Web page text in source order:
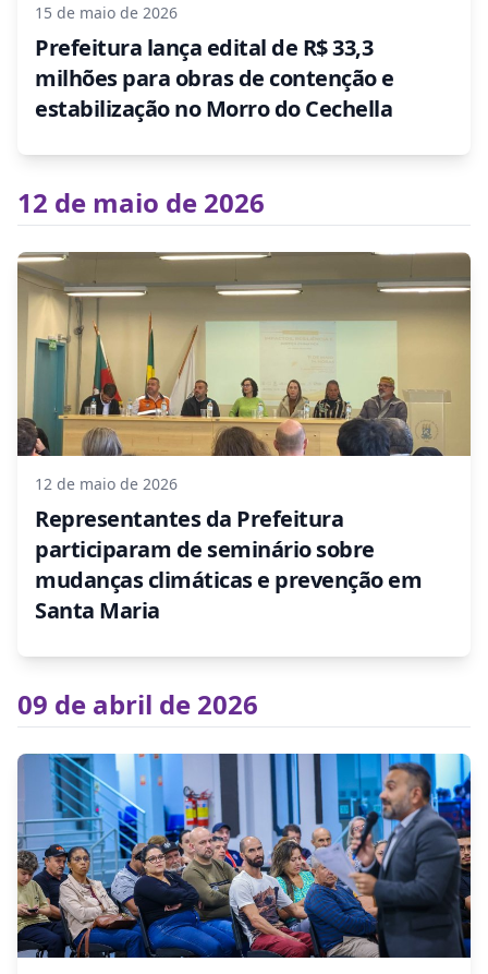
15 de maio de 2026
Prefeitura lança edital de R$ 33,3
milhões para obras de contenção e
estabilização no Morro do Cechella
12 de maio de 2026
12 de maio de 2026
Representantes da Prefeitura
participaram de seminário sobre
mudanças climáticas e prevenção em
Santa Maria
09 de abril de 2026